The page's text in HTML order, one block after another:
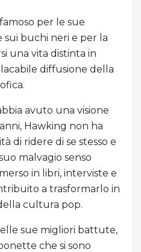
per le sue
buchi neri e per la
una vita distinta in
diffusione della
avuto una visione
Hawking non ha
di ridere di se stesso e
malvagio senso
in libri, interviste e
a trasformarlo in
cultura pop.
sue migliori battute,
che si sono